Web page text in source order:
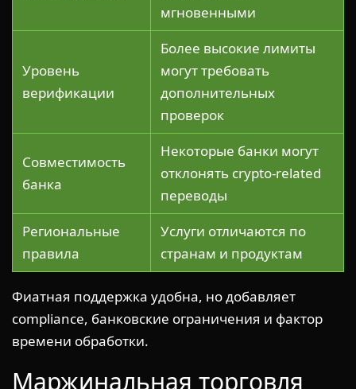
мгновенными
Уровень
верификации
Более высокие лимиты
могут требовать
дополнительных
проверок
Совместимость
банка
Некоторые банки могут
отклонять crypto-related
переводы
Региональные
правила
Услуги отличаются по
странам и продуктам
Фиатная поддержка удобна, но добавляет
compliance, банковские ограничения и фактор
времени обработки.
Маржинальная торговля